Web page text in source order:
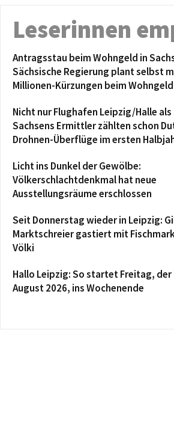
Leserinnen
Antragsstau beim Wohngeld in
Sächsische Regierung plant selbst
Millionen-Kürzungen beim Wohngeld
Nicht nur Flughafen Leipzig/Halle als
Sachsens Ermittler zählten schon
Drohnen-Überflüge im ersten
Licht ins Dunkel der Gewölbe:
Völkerschlachtdenkmal hat neue
Ausstellungsräume erschlossen
Seit Donnerstag wieder in Leipzig:
Marktschreier gastiert mit
Völki
Hallo Leipzig: So startet Freitag, der
August 2026, ins Wochenende